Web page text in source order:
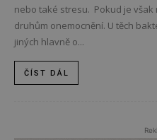
nebo také stresu. Pokud je
druhům onemocnění. U těch
jiných hlavně o...
ČÍST DÁL